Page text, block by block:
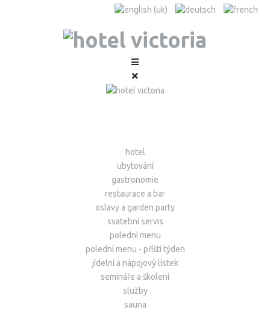
hotel
ubytování
gastronomie
restaurace a bar
oslavy a garden party
svatební servis
polední menu
polední menu - příští týden
jídelní a nápojový lístek
semináře a školení
služby
sauna